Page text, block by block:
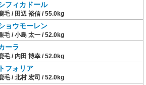
フィカドール
毛 / 田辺 裕信 / 55.0kg
ョウモーレン
毛 / 小島 太一 / 52.0kg
ーラ
毛 / 内田 博幸 / 52.0kg
フォリア
毛 / 北村 宏司 / 52.0kg